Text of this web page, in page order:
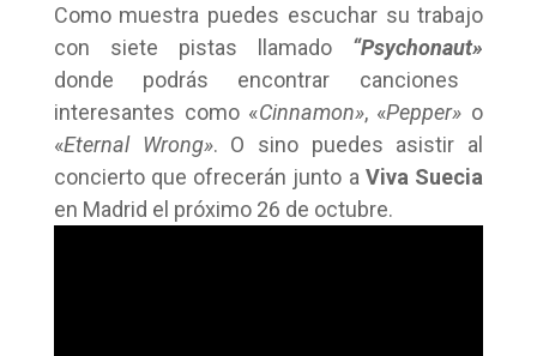
Como muestra puedes escuchar su trabajo
con siete pistas llamado “Psychonaut»
donde podrás encontrar canciones
interesantes como «Cinnamon», «Pepper» o
«Eternal Wrong». O sino puedes asistir al
concierto que ofrecerán junto a Viva Suecia
en Madrid el próximo 26 de octubre.